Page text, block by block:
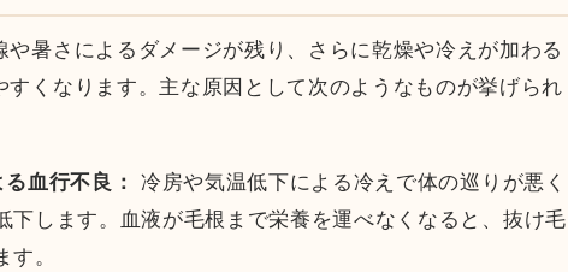
暑さによるダメージが残り、さらに乾燥や冷えが加わる
すくなります。主な原因として次のようなものが挙げられ
血行不良： 冷房や気温低下による冷えで体の巡りが悪く
下します。血液が毛根まで栄養を運べなくなると、抜け毛
。